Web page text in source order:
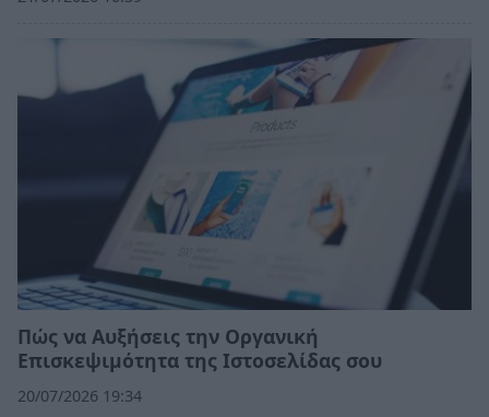
Πώς να Αυξήσεις την Οργανική
Επισκεψιμότητα της Ιστοσελίδας σου
20/07/2026 19:34